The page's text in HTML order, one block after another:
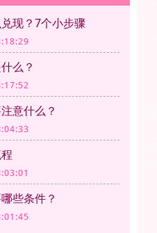
现？7个小步骤
么？
意什么？
些条件？